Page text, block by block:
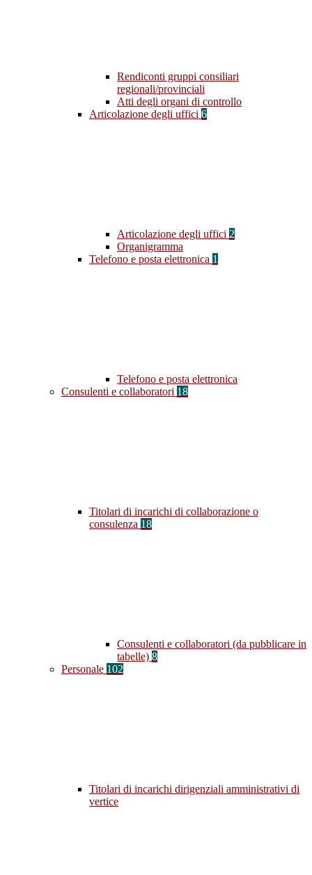
Rendiconti gruppi consiliari
regionali/provinciali
Atti degli organi di controllo
Articolazione degli uffici 6
Articolazione degli uffici 2
Organigramma
Telefono e posta elettronica 1
Telefono e posta elettronica
Consulenti e collaboratori 18
Titolari di incarichi di collaborazione o
consulenza 18
Consulenti e collaboratori (da pubblicare in
tabelle) 8
Personale 102
Titolari di incarichi dirigenziali amministrativi di
vertice